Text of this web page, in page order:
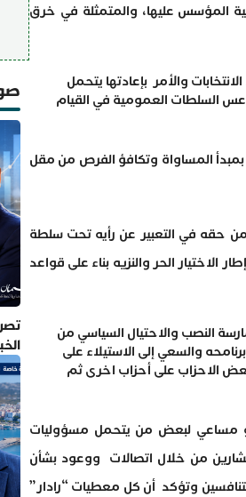
حيثياته القانونية المؤسس عليها، والمتمثلة في خرق
والأمر بإعادتها يتحمل
السلطات العمومية في القيام
المساواة وتكافؤ الفرص من مقل
حقه في التعبير عن رأيه تحت سلطة
الحر والنزيه بناء على قواعد
النصب والاحتيال السياسي من
والسعي إلى الاستيلاء على
الاحزاب على أحزاب اخرى ثم
أو مساعي لبعض من يتحمل مسؤوليات
من خلال اتصالات ووعود بشأن
وتؤكد أن كل معطيات “رادار”